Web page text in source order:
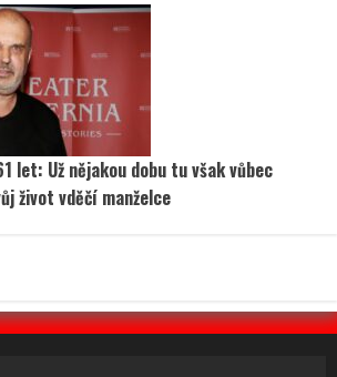
let: Už nějakou dobu tu však vůbec
život vděčí manželce